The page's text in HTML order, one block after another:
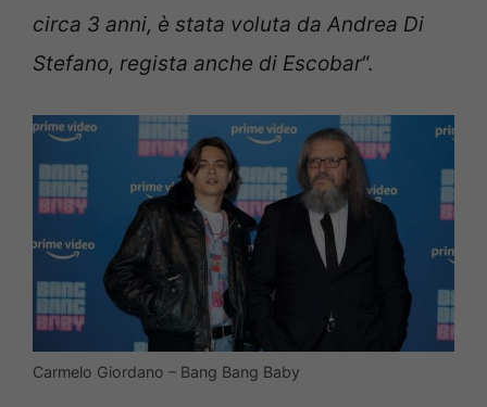
circa 3 anni, è stata voluta da Andrea Di
Stefano, regista anche di Escobar“.
Carmelo Giordano – Bang Bang Baby